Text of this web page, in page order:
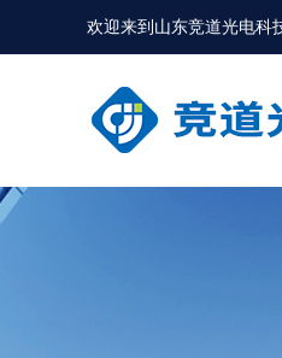
欢迎来到 山东竞道光电科